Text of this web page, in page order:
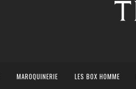
MAROQUINERIE LES BOX HOMME